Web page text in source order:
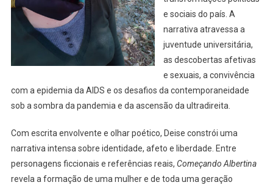
e sociais do país. A
narrativa atravessa a
juventude universitária,
as descobertas afetivas
e sexuais, a convivência
com a epidemia da AIDS e os desafios da contemporaneidade
sob a sombra da pandemia e da ascensão da ultradireita.
Com escrita envolvente e olhar poético, Deise constrói uma
narrativa intensa sobre identidade, afeto e liberdade. Entre
personagens ficcionais e referências reais, Começando Albertina
revela a formação de uma mulher e de toda uma geração